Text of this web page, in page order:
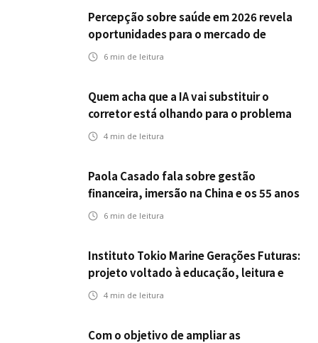
Percepção sobre saúde em 2026 revela
oportunidades para o mercado de
seguros ampliar cobertura e prevenção
6 min de leitura
Quem acha que a IA vai substituir o
corretor está olhando para o problema
errado
4 min de leitura
Paola Casado fala sobre gestão
financeira, imersão na China e os 55 anos
da ENS
6 min de leitura
Instituto Tokio Marine Gerações Futuras:
projeto voltado à educação, leitura e
empregabilidade
4 min de leitura
Com o objetivo de ampliar as